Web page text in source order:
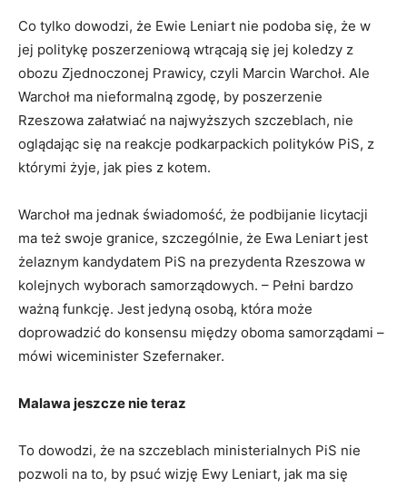
Co tylko dowodzi, że Ewie Leniart nie podoba się, że w
jej politykę poszerzeniową wtrącają się jej koledzy z
obozu Zjednoczonej Prawicy, czyli Marcin Warchoł. Ale
Warchoł ma nieformalną zgodę, by poszerzenie
Rzeszowa załatwiać na najwyższych szczeblach, nie
oglądając się na reakcje podkarpackich polityków PiS, z
którymi żyje, jak pies z kotem.
Warchoł ma jednak świadomość, że podbijanie licytacji
ma też swoje granice, szczególnie, że Ewa Leniart jest
żelaznym kandydatem PiS na prezydenta Rzeszowa w
kolejnych wyborach samorządowych. – Pełni bardzo
ważną funkcję. Jest jedyną osobą, która może
doprowadzić do konsensu między oboma samorządami –
mówi wiceminister Szefernaker.
Malawa jeszcze nie teraz
To dowodzi, że na szczeblach ministerialnych PiS nie
pozwoli na to, by psuć wizję Ewy Leniart, jak ma się